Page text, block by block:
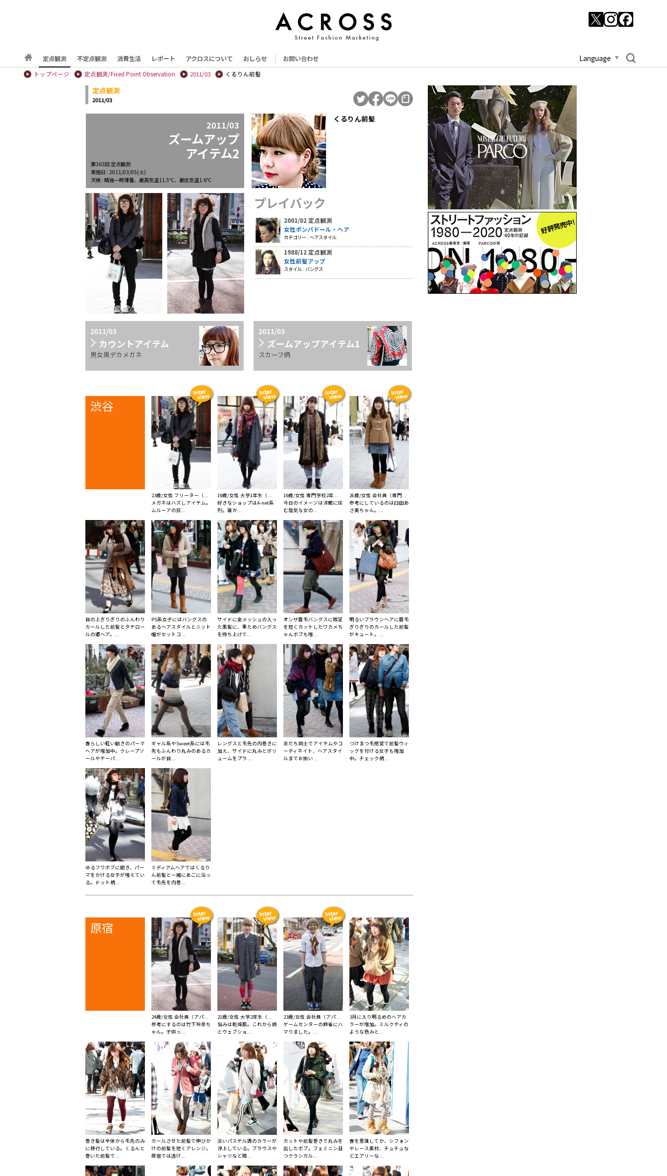
定点観測 不定点観測 消費生活 レポート アクロスについて おしらせ お問い合わせ Language
トップページ 定点観測/Fixed Point Observation 2011/03 くるりん前髪
定点観測
2011/03
くるりん前髪
2011/03
ズームアップ
アイテム2
第363回 定点観測
実施日 : 2011/03/05(土)
天候 : 晴後一時薄曇、最高気温11.5℃、最低気温1.6℃
プレイバック
2001/02 定点観測
女性ポンパドール・ヘア
カテゴリー : ヘアスタイル
1988/12 定点観測
女性前髪アップ
スタイル : バングス
2011/03
カウントアイテム
男女黒デカメガネ
2011/03
ズームアップアイテム1
スカーフ柄
渋谷
23歳/女性 フリーター（...
メガネはハズしアイテム。
ムルーアの荻...
19歳/女性 大学1年生（...
好きなショップはA-net系
列。誰か...
19歳/女性 専門学校2年...
今日のイメージは洋館に住
む陰気な女の...
26歳/女性 会社員（専門...
参考にしているのは臼田あ
さ美ちゃん。...
目の上ぎりぎりのふんわり
カールした前髪とタテロー
ルの姫ヘア。...
PS系女子にはバングスの
あるヘアスタイルとニット
帽がセットコ...
サイドに金メッシュの入っ
た黒髪に、重ためバングス
を持ち上げて...
オンザ眉毛バングスに襟足
を短くカットしたワカメち
ゃんボブも増...
明るいブラウンヘアに眉毛
ぎりぎりのカールした前髪
がキュート。...
春らしい軽い動きのパーマ
ヘアが増加中。クレープソ
ールやテーパ...
ギャル系やSweet系には毛
先もふんわり丸みのあるカ
ールが目...
レングスと毛先の内巻きに
加え、サイドに丸みとボリ
ュームをプラ...
友だち同士でアイテムやコ
ーディネイト、ヘアスタイ
ルまでお揃い...
つけまつ毛感覚で前髪ウィ
ッグを付ける女子も増加
中。チェック柄...
ゆるフワボブに飽き、パー
マをかける女子が増えてい
る。ドット柄...
ミディアムヘアではくるり
ん前髪と一緒にあごに沿っ
て毛先を内巻...
原宿
24歳/女性 会社員（アパ...
参考にするのは竹下玲奈ち
ゃん。子供っ...
21歳/女性 大学2年生（...
悩みは乾燥肌。これから姉
とウェブショ...
23歳/女性 会社員（アパ...
ゲームセンターの麻雀にハ
マりました。...
3月に入り明るめのヘアカ
ラーが増加。ミルクティの
ような色みと...
巻き髪は全体から毛先のみ
に移行している。くるんと
巻いた前髪で...
カールさせた前髪で伸びか
けの前髪を短くアレンジ。
原宿では透け...
淡いパステル調のカラーが
浮上している。ブラウスや
シャツなど襟...
カットや前髪巻きで丸みを
出したボブ。フェミニン且
つクラシカル...
春を意識してか、シフォン
やレース素材、チュチュな
どエアリーな...